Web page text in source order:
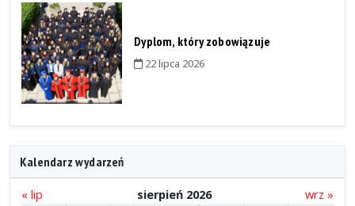
Dyplom, który zobowiązuje
22 lipca 2026
Kalendarz wydarzeń
« lip sierpień 2026
wrz »